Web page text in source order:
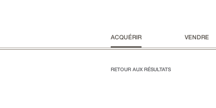
ACQUÉRIR VENDRE
RETOUR AUX RÉSULTATS